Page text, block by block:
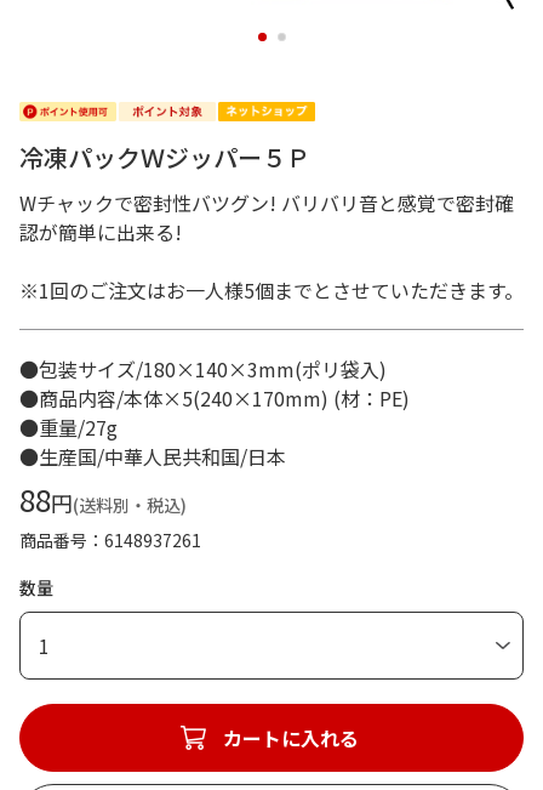
1 2
冷凍パックＷジッパー５Ｐ
Wチャックで密封性バツグン! バリバリ音と感覚で密封確
認が簡単に出来る!
※1回のご注文はお一人様5個までとさせていただきます。
●包装サイズ/180×140×3mm(ポリ袋入)
●商品内容/本体×5(240×170mm) (材：PE)
●重量/27g
●生産国/中華人民共和国/日本
88円(送料別・税込)
商品番号
6148937261
数量
1
カートに入れる